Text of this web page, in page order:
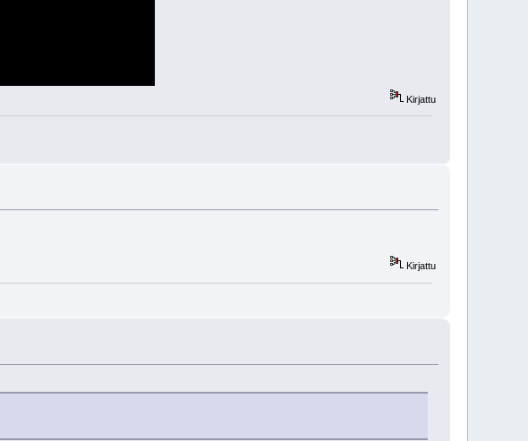
Kirjattu
Kirjattu